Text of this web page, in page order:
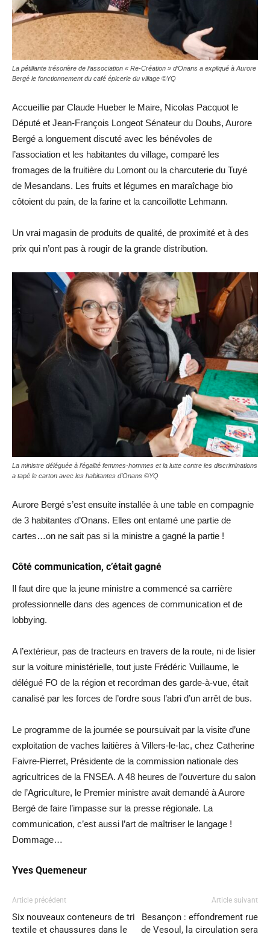
La pétillante trésorière de l’association « Re-Création » d’Onans a expliqué à Aurore
Bergé le fonctionnement du café épicerie du village ©YQ
Accueillie par Claude Hueber le Maire, Nicolas Pacquot le
Député et Jean-François Longeot Sénateur du Doubs, Aurore
Bergé a longuement discuté avec les bénévoles de
l’association et les habitantes du village, comparé les
fromages de la fruitière du Lomont ou la charcuterie du Tuyé
de Mesandans. Les fruits et légumes en maraîchage bio
côtoient du pain, de la farine et la cancoillotte Lehmann.
Un vrai magasin de produits de qualité, de proximité et à des
prix qui n’ont pas à rougir de la grande distribution.
La ministre déléguée à l’égalité femmes-hommes et la lutte contre les discriminations
a tapé le carton avec les habitantes d’Onans ©YQ
Aurore Bergé s’est ensuite installée à une table en compagnie
de 3 habitantes d’Onans. Elles ont entamé une partie de
cartes…on ne sait pas si la ministre a gagné la partie !
Côté communication, c’était gagné
Il faut dire que la jeune ministre a commencé sa carrière
professionnelle dans des agences de communication et de
lobbying.
A l’extérieur, pas de tracteurs en travers de la route, ni de lisier
sur la voiture ministérielle, tout juste Frédéric Vuillaume, le
délégué FO de la région et recordman des garde-à-vue, était
canalisé par les forces de l’ordre sous l’abri d’un arrêt de bus.
Le programme de la journée se poursuivait par la visite d’une
exploitation de vaches laitières à Villers-le-lac, chez Catherine
Faivre-Pierret, Présidente de la commission nationale des
agricultrices de la FNSEA. A 48 heures de l’ouverture du salon
de l’Agriculture, le Premier ministre avait demandé à Aurore
Bergé de faire l’impasse sur la presse régionale. La
communication, c’est aussi l’art de maîtriser le langage !
Dommage…
Yves Quemeneur
Article précédent
Six nouveaux conteneurs de tri
textile et chaussures dans le
Article suivant
Besançon : effondrement rue
de Vesoul, la circulation sera